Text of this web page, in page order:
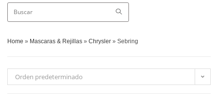
Home » Mascaras & Rejillas » Chrysler » Sebring
Orden predeterminado